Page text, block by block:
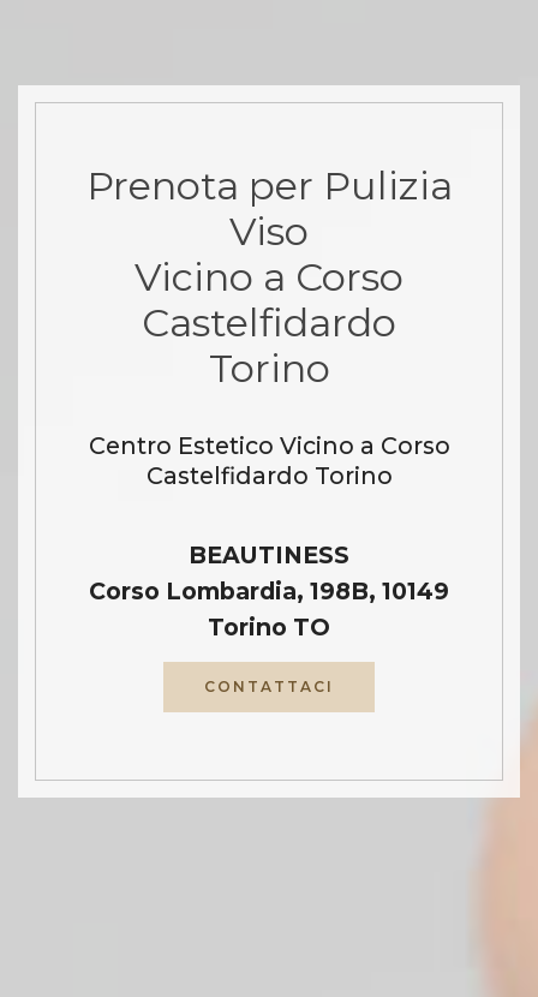
Prenota per Pulizia
Viso
Vicino a Corso
Castelfidardo
Torino
Centro Estetico Vicino a Corso
Castelfidardo Torino
BEAUTINESS
Corso Lombardia, 198B, 10149
Torino TO
CONTATTACI